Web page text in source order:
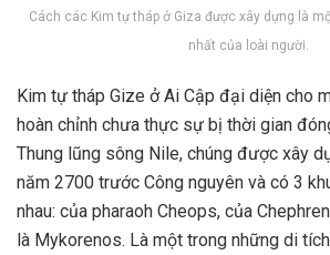
Cách các Kim tự tháp ở Giza được xây dựng là
nhất của loài người.
Kim tự tháp Gize ở Ai Cập đại diện cho
hoàn chỉnh chưa thực sự bị thời gian
Thung lũng sông Nile, chúng được xây
năm 2700 trước Công nguyên và có 3
nhau: của pharaoh Cheops, của
là Mykorenos. Là một trong những di